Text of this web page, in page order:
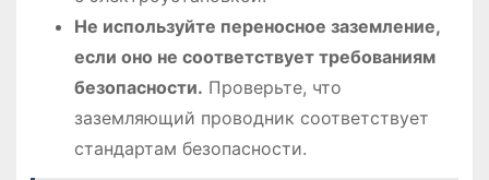
Не используйте переносное заземление,
если оно не соответствует требованиям
безопасности. Проверьте, что
заземляющий проводник соответствует
стандартам безопасности.